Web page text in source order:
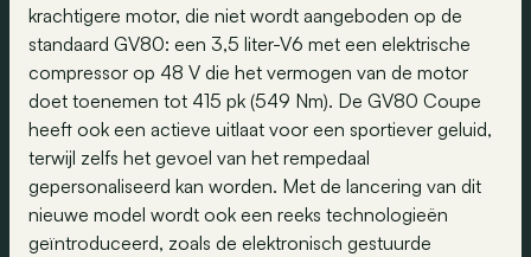
krachtigere motor, die niet wordt aangeboden op de
standaard GV80: een 3,5 liter-V6 met een elektrische
compressor op 48 V die het vermogen van de motor
doet toenemen tot 415 pk (549 Nm). De GV80 Coupe
heeft ook een actieve uitlaat voor een sportiever geluid,
terwijl zelfs het gevoel van het rempedaal
gepersonaliseerd kan worden. Met de lancering van dit
nieuwe model wordt ook een reeks technologieën
geïntroduceerd, zoals de elektronisch gestuurde